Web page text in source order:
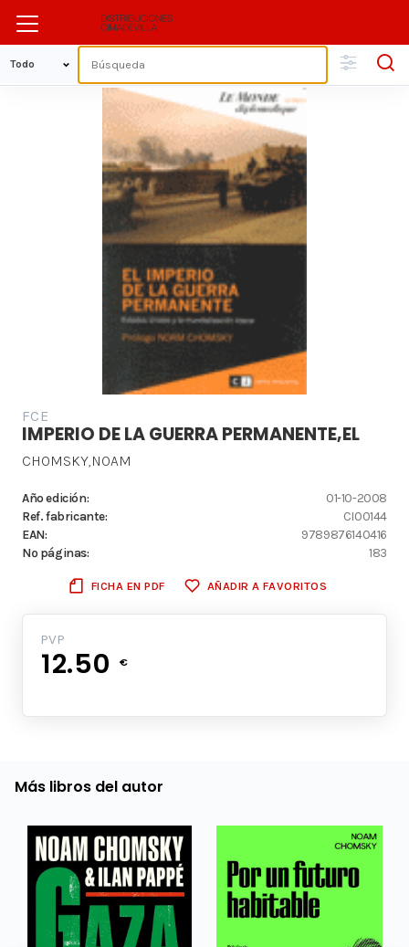
FCE
IMPERIO DE LA GUERRA PERMANENTE,EL
CHOMSKY,NOAM
Año edición:
01-10-2008
Ref. fabricante:
CI00144
EAN:
9789876140416
Nº páginas:
183
FICHA EN PDF AÑADIR A FAVORITOS
PVP
12.50 €
Más libros del autor